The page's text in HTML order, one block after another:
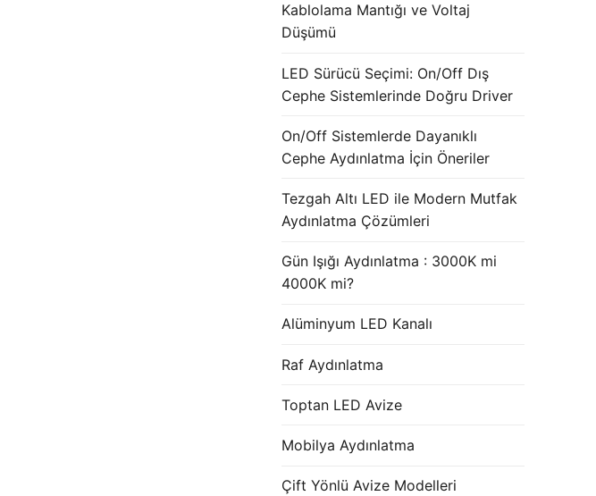
Kablolama Mantığı ve Voltaj
Düşümü
LED Sürücü Seçimi: On/Off Dış
Cephe Sistemlerinde Doğru Driver
On/Off Sistemlerde Dayanıklı
Cephe Aydınlatma İçin Öneriler
Tezgah Altı LED ile Modern Mutfak
Aydınlatma Çözümleri
Gün Işığı Aydınlatma : 3000K mi
4000K mi?
Alüminyum LED Kanalı
Raf Aydınlatma
Toptan LED Avize
Mobilya Aydınlatma
Çift Yönlü Avize Modelleri